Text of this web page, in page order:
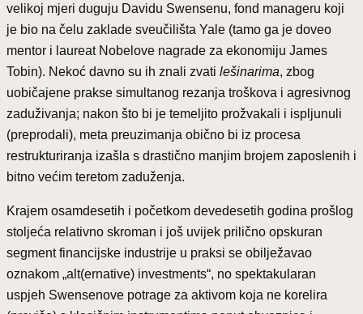
velikoj mjeri duguju Davidu Swensenu, fond manageru koji
je bio na čelu zaklade sveučilišta Yale (tamo ga je doveo
mentor i laureat Nobelove nagrade za ekonomiju James
Tobin). Nekoć davno su ih znali zvati lešinarima, zbog
uobičajene prakse simultanog rezanja troškova i agresivnog
zaduživanja; nakon što bi je temeljito prožvakali i ispljunuli
(preprodali), meta preuzimanja obično bi iz procesa
restrukturiranja izašla s drastično manjim brojem zaposlenih i
bitno većim teretom zaduženja.
Krajem osamdesetih i početkom devedesetih godina prošlog
stoljeća relativno skroman i još uvijek prilično opskuran
segment financijske industrije u praksi se obilježavao
oznakom „alt(ernative) investments“, no spektakularan
uspjeh Swensenove potrage za aktivom koja ne korelira